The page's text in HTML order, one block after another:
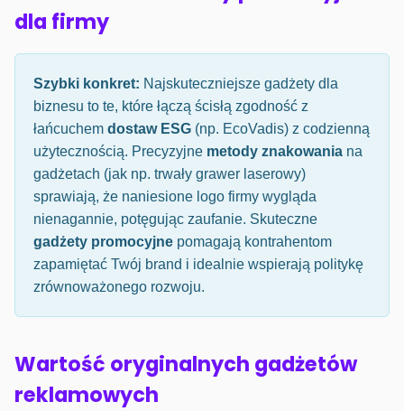
dla firmy
Szybki konkret: Najskuteczniejsze gadżety dla
biznesu to te, które łączą ścisłą zgodność z
łańcuchem dostaw ESG (np. EcoVadis) z codzienną
użytecznością. Precyzyjne metody znakowania na
gadżetach (jak np. trwały grawer laserowy)
sprawiają, że naniesione logo firmy wygląda
nienagannie, potęgując zaufanie. Skuteczne
gadżety promocyjne pomagają kontrahentom
zapamiętać Twój brand i idealnie wspierają politykę
zrównoważonego rozwoju.
Wartość oryginalnych gadżetów
reklamowych